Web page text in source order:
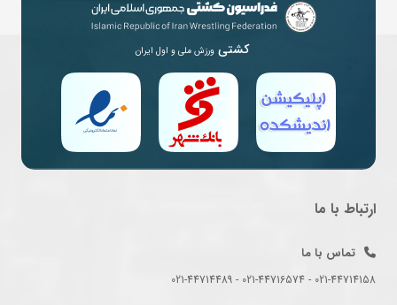
کشتی ورزش ملی و اول ایران
ارتباط با ما
تماس با ما
021-44714158 - 021-44716574 - 021-44714489